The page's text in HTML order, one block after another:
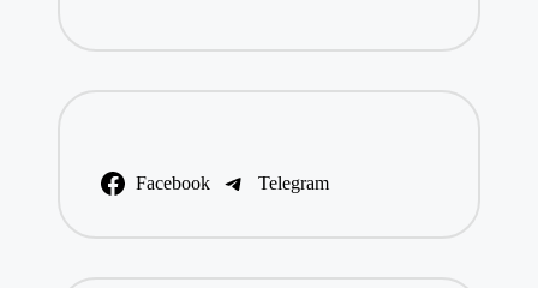
Facebook Telegram